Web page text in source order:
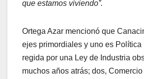
que estamos viviendo”.
Ortega Azar mencionó que
ejes primordiales y uno es Política
regida por una Ley de Industria
muchos años atrás; dos, Comercio